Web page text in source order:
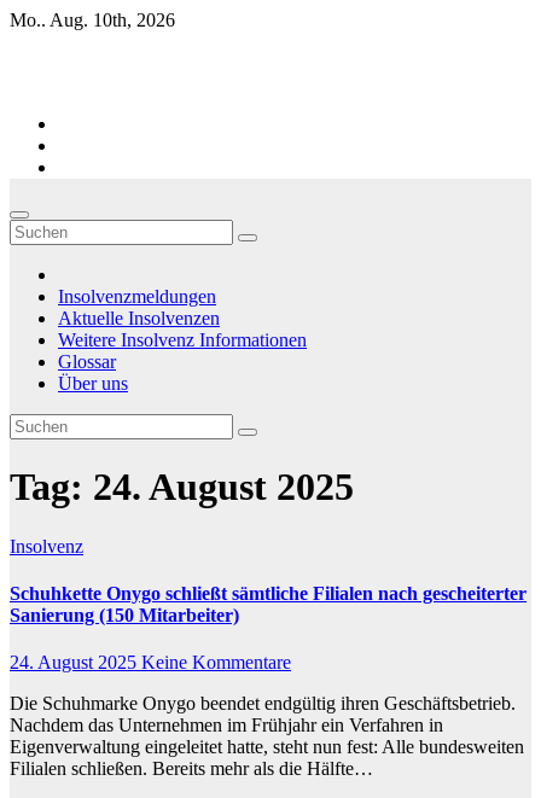
Zum
Mo.. Aug. 10th, 2026
Insolvenzmeldungen
Aktuelle Insolvenzen
Weitere Insolvenz Informationen
Glossar
Über uns
Tag: 24. August 2025
Insolvenz
Schuhkette Onygo schließt sämtliche Filialen nach gescheiterter
Sanierung (150 Mitarbeiter)
24. August 2025 Keine Kommentare
Die Schuhmarke Onygo beendet endgültig ihren Geschäftsbetrieb.
Nachdem das Unternehmen im Frühjahr ein Verfahren in
Eigenverwaltung eingeleitet hatte, steht nun fest: Alle bundesweiten
Filialen schließen. Bereits mehr als die Hälfte…